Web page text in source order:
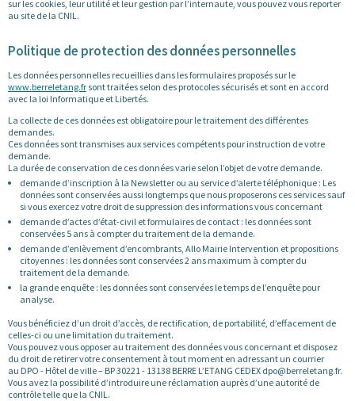
sur les cookies, leur utilité et leur gestion par l’internaute, vous pouvez vous reporter
au site de la CNIL.
Politique de protection des données personnelles
Les données personnelles recueillies dans les formulaires proposés sur le
www.berreletang.fr sont traitées selon des protocoles sécurisés et sont en accord
avec la loi Informatique et Libertés.
La collecte de ces données est obligatoire pour le traitement des différentes
demandes.
Ces données sont transmises aux services compétents pour instruction de votre
demande.
La durée de conservation de ces données varie selon l’objet de votre demande.
demande d’inscription à la Newsletter ou au service d’alerte téléphonique : Les
données sont conservées aussi longtemps que nous proposerons ces services sauf
si vous exercez votre droit de suppression des informations vous concernant
demande d’actes d’état-civil et formulaires de contact : les données sont
conservées 5 ans à compter du traitement de la demande.
demande d’enlèvement d’encombrants, Allo Mairie Intervention et propositions
citoyennes : les données sont conservées 2 ans maximum à compter du
traitement de la demande.
la grande enquête : les données sont conservées le temps de l’enquête pour
analyse.
Vous bénéficiez d’un droit d’accès, de rectification, de portabilité, d’effacement de
celles-ci ou une limitation du traitement.
Vous pouvez vous opposer au traitement des données vous concernant et disposez
du droit de retirer votre consentement à tout moment en adressant un courrier
au DPO - Hôtel de ville – BP 30221 - 13138 BERRE L’ETANG CEDEX dpo@berreletang.fr.
Vous avez la possibilité d’introduire une réclamation auprès d’une autorité de
contrôle telle que la CNIL.